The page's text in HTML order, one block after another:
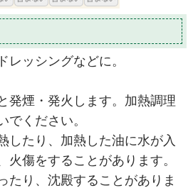
レッシングなどに。
発煙・発火します。加熱調理
でください。
したり、加熱した油に水が入
火傷をすることがあります。
たり、沈殿することがありま